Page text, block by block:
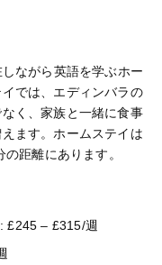
ながら英語を学ぶホー
では、エディンバラの
く、家族と一緒に食事
ます。ホームステイは
距離にあります。
£245 – £315/週